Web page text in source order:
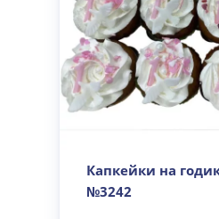
Капкейки на
№3242